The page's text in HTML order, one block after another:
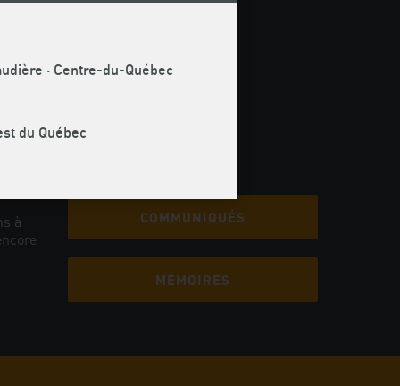
à
COMMUNIQUÉS
MÉMOIRES
· Centre-du-Québec
du Québec